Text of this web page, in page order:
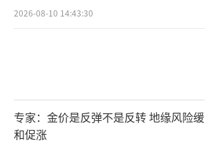
2026-08-10 14:43:30
专家：金价是反弹不是反转 地缘风险缓
和促涨